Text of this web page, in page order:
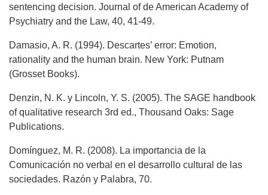
sentencing decision. Journal of de American Academy of
Psychiatry and the Law, 40, 41-49.
Damasio, A. R. (1994). Descartes’ error: Emotion,
rationality and the human brain. New York: Putnam
(Grosset Books).
Denzin, N. K. y Lincoln, Y. S. (2005). The SAGE handbook
of qualitative research 3rd ed., Thousand Oaks: Sage
Publications.
Domínguez, M. R. (2008). La importancia de la
Comunicación no verbal en el desarrollo cultural de las
sociedades. Razón y Palabra, 70.